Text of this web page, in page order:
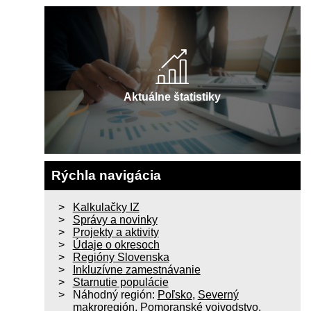
Aktuálne štatistiky
Rýchla navigácia
Kalkulačky IZ
Správy a novinky
Projekty a aktivity
Údaje o okresoch
Regióny Slovenska
Inkluzívne zamestnávanie
Starnutie populácie
Náhodný región: Poľsko, Severný
makroregión, Pomoranské vojvodstvo,